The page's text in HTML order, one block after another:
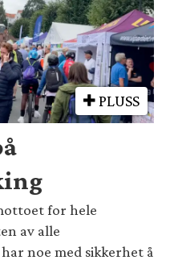
PLUSS
for hele
av alle
noe med sikkerhet å